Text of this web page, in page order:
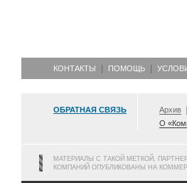
КОНТАКТЫ ПОМОЩЬ
ОБРАТНАЯ СВЯЗЬ Архив
О
МАТЕРИАЛЫ С ТАКОЙ МЕТКОЙ,
КОМПАНИЙ ОПУБЛИКОВАНЫ НА